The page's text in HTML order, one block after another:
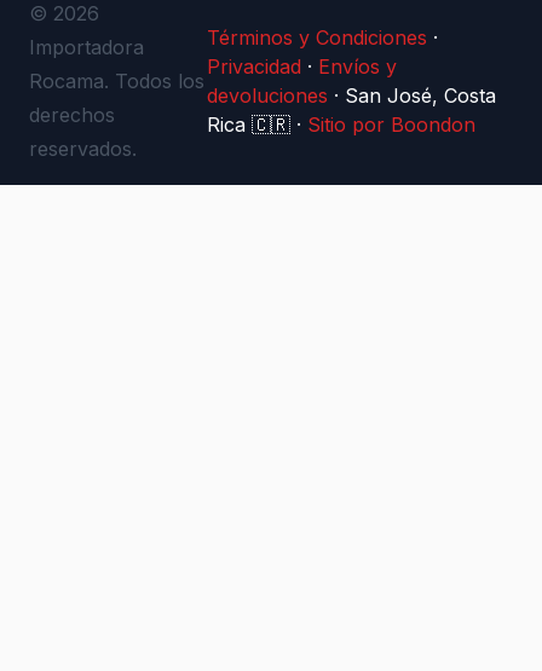
© 2026
Importadora
Rocama. Todos los
derechos
reservados.
Términos y Condiciones ·
Privacidad · Envíos y
devoluciones · San José, Costa
Rica 🇨🇷 · Sitio por Boondon